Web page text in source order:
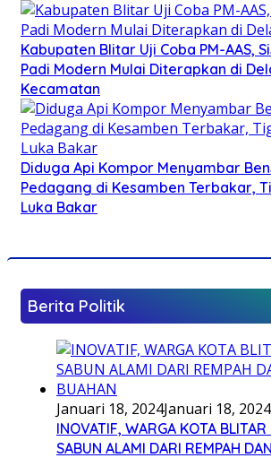
Kabupaten Blitar Uji Coba PM-AAS,
Padi Modern Mulai Diterapkan di
Kecamatan
Diduga Api Kompor Menyambar
Pedagang di Kesamben Terbakar,
Luka Bakar
Berita Politik
Januari 18, 2024Januari 18, 2024
INOVATIF, WARGA KOTA BLITAR
SABUN ALAMI DARI REMPAH